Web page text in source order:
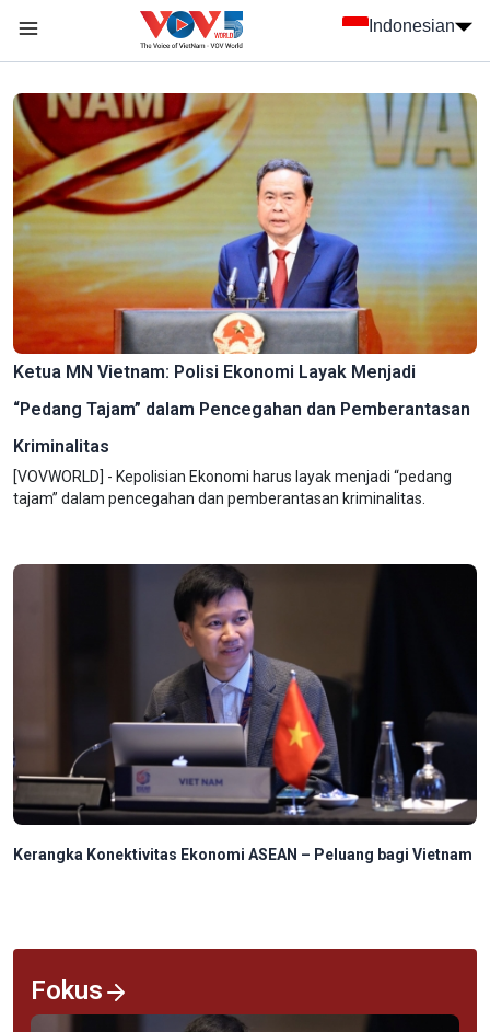
Indonesian
menu trang chủ tiếng Indo
menu phụ tiếng Indo
Ketua MN Vietnam: Polisi Ekonomi Layak Menjadi
“Pedang Tajam” dalam Pencegahan dan Pemberantasan
Kriminalitas
[VOVWORLD] - Kepolisian Ekonomi harus layak menjadi “pedang
tajam” dalam pencegahan dan pemberantasan kriminalitas.
Kerangka Konektivitas Ekonomi ASEAN – Peluang bagi Vietnam
Fokus